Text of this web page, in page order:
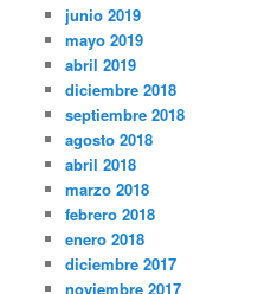
junio 2019
mayo 2019
abril 2019
diciembre 2018
septiembre 2018
agosto 2018
abril 2018
marzo 2018
febrero 2018
enero 2018
diciembre 2017
noviembre 2017